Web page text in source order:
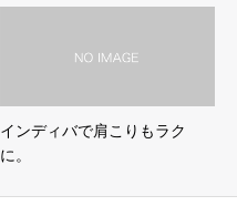
インディバで肩こりもラク
に。